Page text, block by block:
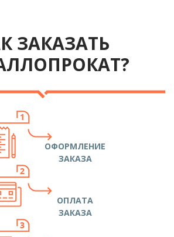
ЗАКАЗАТЬ
ОФОРМЛЕНИЕ
ЗАКАЗА
ОПЛАТА
ЗАКАЗА